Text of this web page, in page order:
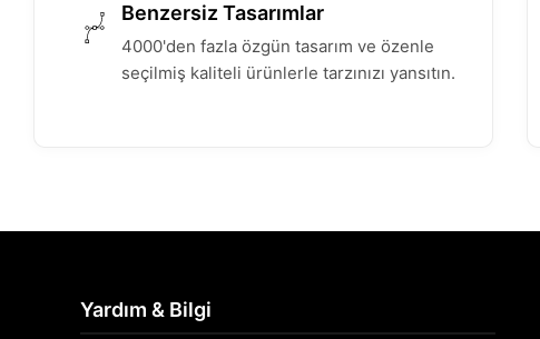
Benzersiz Tasarımlar
4000'den fazla özgün tasarım ve özenle
seçilmiş kaliteli ürünlerle tarzınızı yansıtın.
Yardım & Bilgi